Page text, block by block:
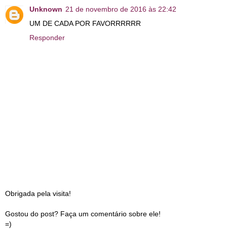
Unknown 21 de novembro de 2016 às 22:42
UM DE CADA POR FAVORRRRRR
Responder
Obrigada pela visita!
Gostou do post? Faça um comentário sobre ele!
=)